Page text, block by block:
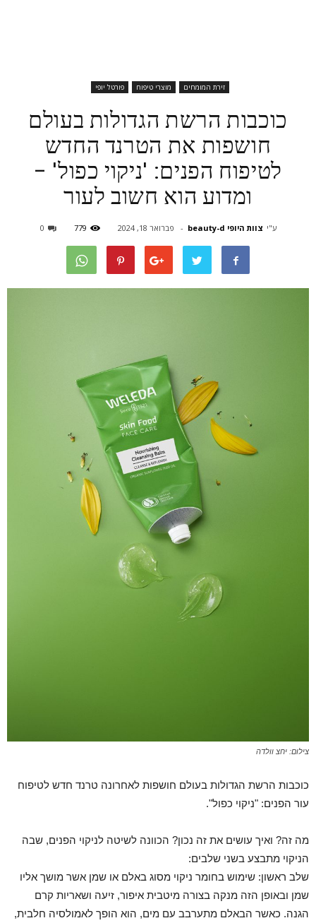
זירת המומחים מוצרי טיפוח פורטל יופי
כוכבות הרשת הגדולות בעולם
חושפות את הטרנד החדש
לטיפוח הפנים: 'ניקוי כפול' –
ומדוע הוא חשוב לעור
ע"י צוות היופי beauty-d - פברואר 18, 2024 779
0
צילום: יחצ וולדה
כוכבות הרשת הגדולות בעולם חושפות לאחרונה טרנד חדש לטיפוח
עור הפנים: "ניקוי כפול".
מה זה? ואיך עושים את זה נכון? הכוונה לשיטה לניקוי הפנים, שבה
הניקוי מתבצע בשני שלבים:
שלב ראשון: שימוש בחומר ניקוי מסוג באלם או שמן אשר מושך אליו
שמן ובאופן הזה מנקה בצורה מיטבית איפור, זיעה ושאריות קרם
הגנה. כאשר הבאלם מתערבב עם מים, הוא הופך לאמולסיה חלבית,